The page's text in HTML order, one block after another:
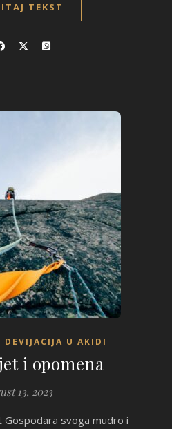
TEKST
DEVIJACIJA U AKIDI
i opomena
13, 2023